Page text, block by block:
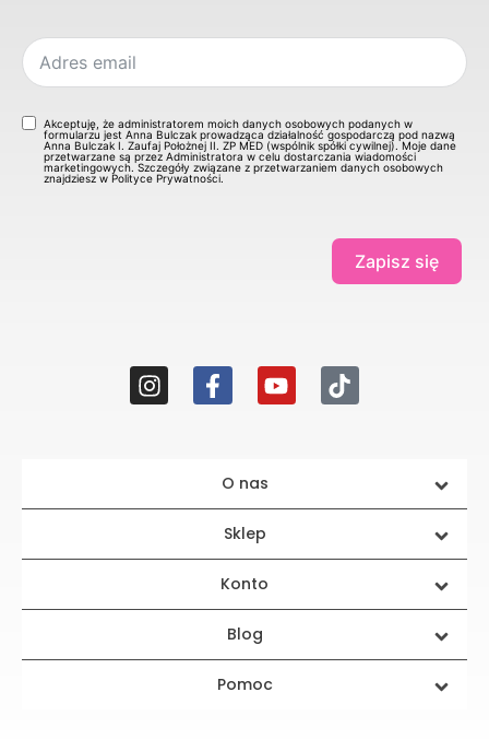
Akceptuję, że administratorem moich danych osobowych podanych w
formularzu jest Anna Bulczak prowadząca działalność gospodarczą pod nazwą
Anna Bulczak I. Zaufaj Położnej II. ZP MED (wspólnik spółki cywilnej). Moje dane
przetwarzane są przez Administratora w celu dostarczania wiadomości
marketingowych. Szczegóły związane z przetwarzaniem danych osobowych
znajdziesz w Polityce Prywatności.
Zapisz się
O nas
Sklep
Konto
Blog
Pomoc